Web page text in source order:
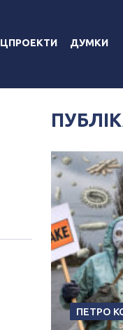
ДУМКИ
ПЕТРО